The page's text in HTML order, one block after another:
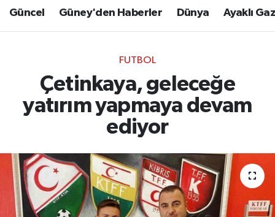
Güncel Güney'den Haberler Dünya Ayaklı
FUTBOL
Çetinkaya, geleceğe
yatırım yapmaya devam
ediyor
Son Dakika Haberleri